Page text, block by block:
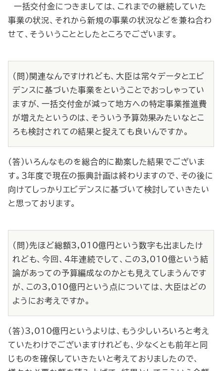
一括交付金につきましては、これまでの継続していた
事業の状況、それから新規の事業の状況などを兼ね合わ
せて、そういうこととしたところでございます。
（問）関連なんですけれども、大臣は常々データとエビ
デンスに基づいた事業をということでおっしゃってい
ますが、一括交付金が減って地方への特定事業推進費
が増えたというのは、そういう予算効果みたいなとこ
ろも検討されての結果と捉えても良いんですか。
（答）いろんなものを総合的に勘案した結果でございま
す。３年度で現在の振興計画は終わりますので、その後に
向けてしっかりエビデンスに基づいて検討していきたい
と思っております。
（問）先ほど総額3,010億円という数字も出ましたけ
れども、今回、４年連続でして、この3,010億という結
論があっての予算編成なのかとも見えてしまうんです
が、この3,010億円という点については、大臣はどの
ようにお考えですか。
（答）3,010億円というよりは、もう少しいろいろと考え
ていたわけでございますけれども、少なくとも前年と同
じものを確保していきたいと考えておりましたので、